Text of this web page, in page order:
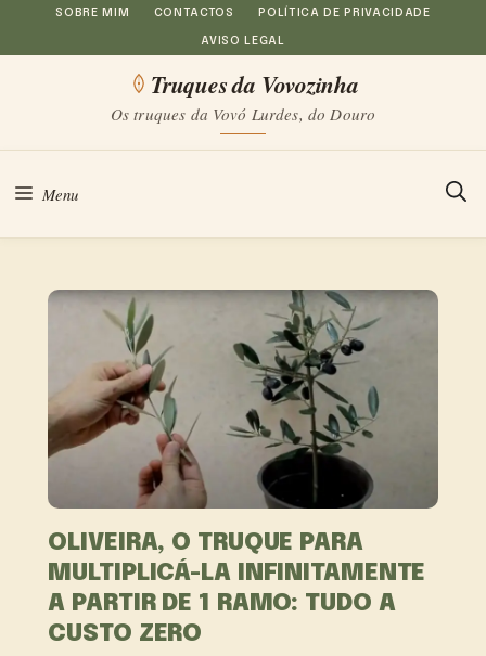
Saltar
para
conteúdo
SOBRE MIM CONTACTOS POLÍTICA DE PRIVACIDADE
AVISO LEGAL
Truques da Vovozinha
Os truques da Vovó Lurdes, do Douro
Menu
OLIVEIRA, O TRUQUE PARA
MULTIPLICÁ-LA INFINITAMENTE
A PARTIR DE 1 RAMO: TUDO A
CUSTO ZERO